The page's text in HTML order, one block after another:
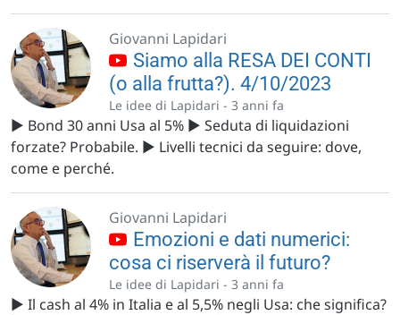
Giovanni Lapidari
Siamo alla RESA DEI CONTI
(o alla frutta?). 4/10/2023
Le idee di Lapidari - 3 anni fa
▶️ Bond 30 anni Usa al 5% ▶️ Seduta di liquidazioni
forzate? Probabile. ▶️ Livelli tecnici da seguire: dove,
come e perché.
Giovanni Lapidari
Emozioni e dati numerici:
cosa ci riserverà il futuro?
Le idee di Lapidari - 3 anni fa
▶️ Il cash al 4% in Italia e al 5,5% negli Usa: che significa?